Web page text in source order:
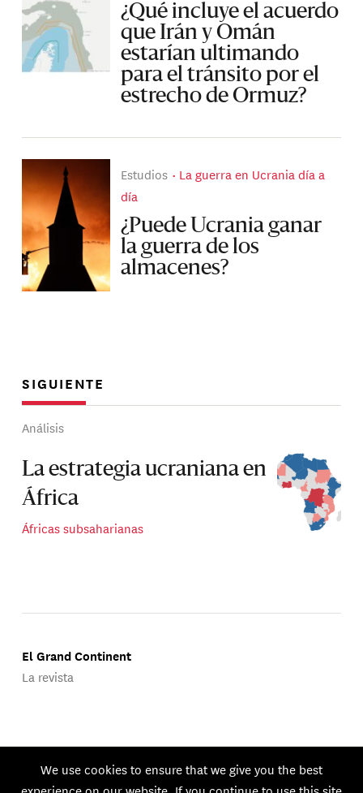
¿Qué incluye el acuerdo
que Irán y Omán
estarían ultimando
para el tránsito por el
estrecho de Ormuz?
Estudios
La guerra en Ucrania día a
día
¿Puede Ucrania ganar
la guerra de los
almacenes?
SIGUIENTE
Análisis
La estrategia ucraniana en
África
Áfricas subsaharianas
El Grand Continent
La revista
© 2026 GEG. Todos los derechos reservados.
We use cookies to ensure that we give you the best